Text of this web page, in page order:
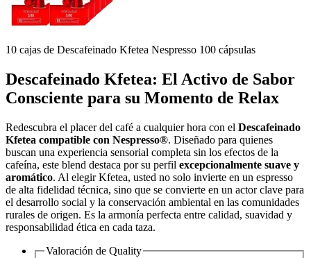
10 cajas de Descafeinado Kfetea Nespresso 100 cápsulas
Descafeinado Kfetea: El Activo de Sabor
Consciente para su Momento de Relax
Redescubra el placer del café a cualquier hora con el Descafeinado
Kfetea compatible con Nespresso®. Diseñado para quienes
buscan una experiencia sensorial completa sin los efectos de la
cafeína, este blend destaca por su perfil excepcionalmente suave y
aromático. Al elegir Kfetea, usted no solo invierte en un espresso
de alta fidelidad técnica, sino que se convierte en un actor clave para
el desarrollo social y la conservación ambiental en las comunidades
rurales de origen. Es la armonía perfecta entre calidad, suavidad y
responsabilidad ética en cada taza.
Valoración de Quality